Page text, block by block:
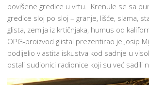
povišene gredice u vrtu. Krenule se sa
gredice sloj po sloj – granje, lišće, slama,
glista, zemlja iz krtičnjaka, humus od
OPG-proizvod glistal prezentirao je Josip
podijelio vlastita iskustva kod sadnje u
ostali sudionici radionice koji su već sadili